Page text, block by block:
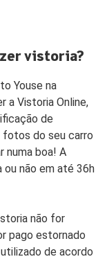
vistoria?
Youse na
a Vistoria Online,
de
fotos do seu carro
numa boa! A
não em até 36h
não for
pago estornado
de acordo